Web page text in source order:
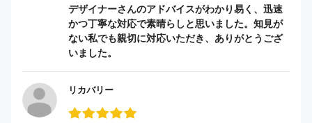
デザイナーさんのアドバイスがわかり易く、迅速
かつ丁寧な対応で素晴らしと思いました。知見が
ない私でも親切に対応いただき、ありがとうござ
いました。
リカバリー